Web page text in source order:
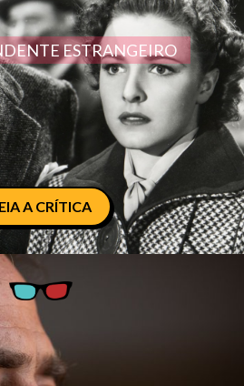
ESTRANGEIRO
A CRÍTICA